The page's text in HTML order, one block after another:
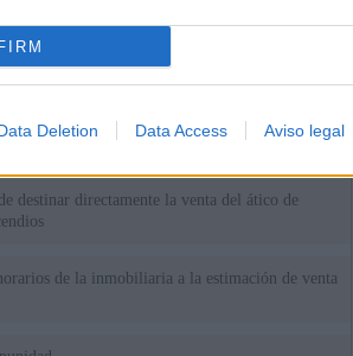
Deletion Data Access Aviso legal
por la compra del ático: "Lo que no se dice es
oficial para la presidenta"
destinar directamente la venta del ático de
de la inmobiliaria a la estimación de venta